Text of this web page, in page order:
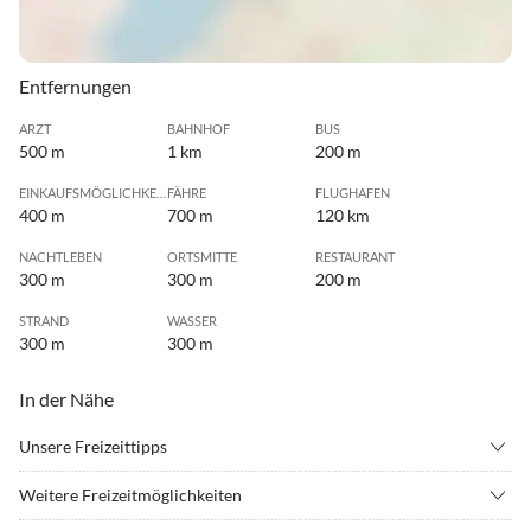
Entfernungen
ARZT
500 m
BAHNHOF
1 km
BUS
200 m
400 m
FÄHRE
700 m
FLUGHAFEN
120 km
NACHTLEBEN
300 m
ORTSMITTE
300 m
RESTAURANT
200 m
STRAND
300 m
WASSER
300 m
In der Nähe
Unsere Freizeittipps
Weitere Freizeitmöglichkeiten